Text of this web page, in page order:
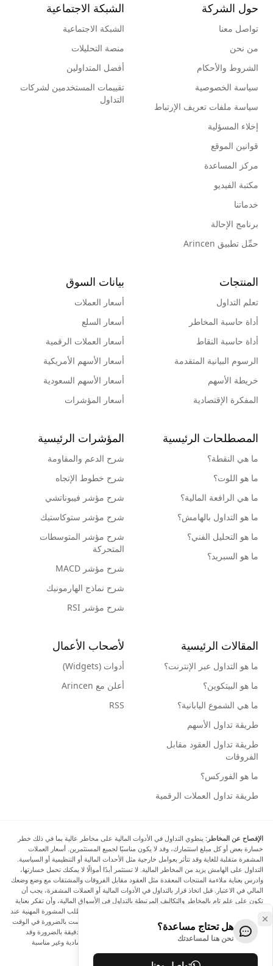
حول الشركة
تواصل معنا
من نحن
الشروط والأحكام
سياسة الخصوصية
سياسة ملفات تعريف الإرتباط
إخلاء المسؤلية
قوانين الموقع
مركز المساعدة
مكتبة الفيديو
خدماتنا
برنامج الإحالة
حمِّل تطبيق Arincen
الشبكة الاجتماعية
الشبكة الاجتماعية
منصة التحليلات
أفضل المتداولين
تقييمات المستخدمين لشركات
التداول
المنتجات
تعلم التداول
أداة حاسبة المخاطر
أداة حاسبة النقاط
الرسوم البيانية المتقدمة
خريطة الأسهم
المفكرة الإقتصادية
بيانات السوق
أسعار العملات
أسعار السلع
أسعار العملات الرقمية
أسعار الأسهم الأمريكية
أسعار الأسهم السعودية
أسعار المؤشرات
المصطلحات الرئيسية
ما هي النقطة؟
ما هو اللوت؟
ما هي الرافعة المالية؟
ما هو التداول بالهامش؟
ما هو التحليل الفني؟
ما هو السبريد؟
المؤشرات الرئيسية
شرح الدعم والمقاومة
شرح خطوط الإتجاه
شرح مؤشر فيبوناتشي
شرح مؤشر ستوكاستيك
شرح مؤشر المتوسطات
المتحركة
شرح مؤشر MACD
شرح نماذج الهارمونيك
شرح مؤشر RSI
المقالات الرئيسية
ما هو التداول عبر الإنترنت؟
ما هو البيتكوين؟
ما هي الشموع اليابانية؟
طريقة تداول الأسهم
طريقة تداول العقود مقابل
الفروقات
ما هو الفوركس؟
طريقة تداول العملات الرقمية
لأصحاب الأعمال
أدوات (Widgets)
أعلن مع Arincen
RSS
الإفصاح عن المخاطر: ينطوي التداول في الأدوات المالية على مخاطر عالية بما في ذلك خطر
خسارة بعض أو كل مبلغ استثمارك، وقد لا يكون مناسبًا لجميع المستثمرين. أسعار العملات
المشفرة متقلبة للغاية وقد تتأثر بعوامل خارجية مثل الأحداث المالية أو التنظيمية أو السياسية.
التداول على الهامش يزيد من المخاطر المالية. لا تستثمر أبدًا أموالًا لا يمكنك تحمل خسارتها،
وادرس بعناية ملاءمة المنتجات المعقدة مثل العقود مقابل الفروقات والمشتقات مع وضع وضعك
المالي في الاعتبار. قبل اتخاذ قرار بالتداول في الأدوات المالية أو العملات المشفرة، يجب أن
تكون على علم تام بالمخاطر والتكاليف المرتبطة بالتداول في الأسواق المالية، وأن تفكر بعناية
في أهدافك الاستثمارية ومستوى خبرتك ورغبتك في المخاطرة، وأن تطلب المشورة المهنية عند
الحاجة. تود Arincen أن تذكرك بأن البيانات الواردة في هذا الموقع ليست بالضرورة في الوقت
الفعلي وليست دقيقة. البيانات والأسعار الموجودة على الموقع ليست دقيقة بالضرورة وقد
تختلف عن السعر الفعلي في أي سوق معينة، مما يعني أن الأسعار إرشادية وغير مناسبة
لأغراض التداول.
هل تحتاج مساعدة؟
نحن هنا لمساعدتك